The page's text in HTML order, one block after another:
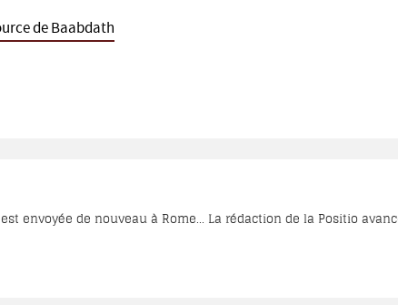
de Baabdath
envoyée de nouveau à Rome... La rédaction de la Positio